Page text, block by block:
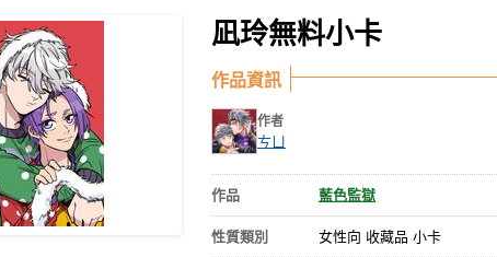
凪玲無料小卡
作品資訊
作者
ㄘㄩ
作品 藍色監獄
性質類別 女性向 收藏品 小卡